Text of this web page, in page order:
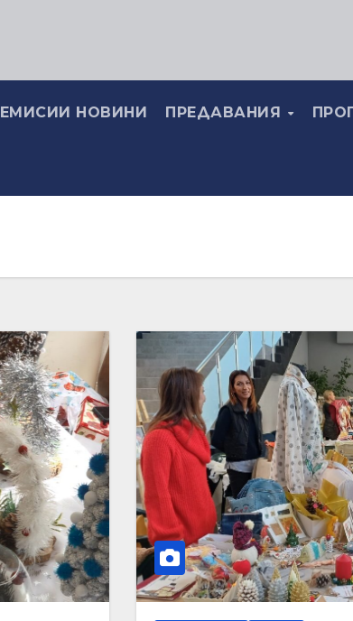
ЕМИСИИ НОВИНИ ПРЕДАВАНИЯ